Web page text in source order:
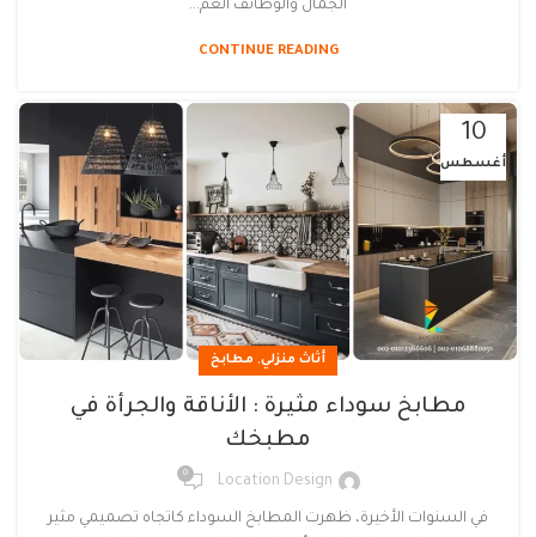
الجمال والوظائف العم...
CONTINUE READING
10
أغسطس
أثاث منزلي, مطابخ
مطابخ سوداء مثيرة : الأناقة والجرأة في
مطبخك
Location Design
0
في السنوات الأخيرة، ظهرت المطابخ السوداء كاتجاه تصميمي مثير